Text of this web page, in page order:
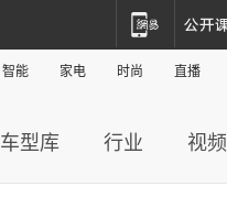
智能 家电 时尚 直播
车型库 行业 视频